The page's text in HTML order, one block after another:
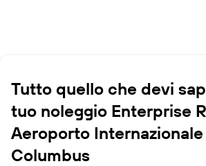
Tutto quello che devi
tuo noleggio Enterprise
Aeroporto
Columbus